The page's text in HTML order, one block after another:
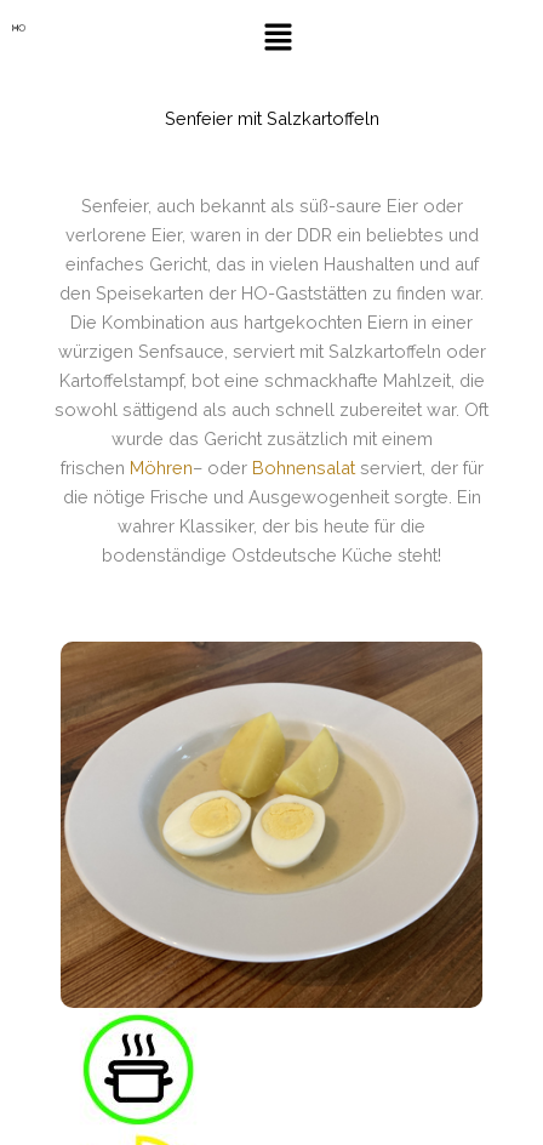
Menü
Senfeier mit Salzkartoffeln
Senfeier, auch bekannt als süß-saure Eier oder
verlorene Eier, waren in der DDR ein beliebtes und
einfaches Gericht, das in vielen Haushalten und auf
den Speisekarten der HO-Gaststätten zu finden war.
Die Kombination aus hartgekochten Eiern in einer
würzigen Senfsauce, serviert mit Salzkartoffeln oder
Kartoffelstampf, bot eine schmackhafte Mahlzeit, die
sowohl sättigend als auch schnell zubereitet war. Oft
wurde das Gericht zusätzlich mit einem
frischen Möhren– oder Bohnensalatserviert, der für
die nötige Frische und Ausgewogenheit sorgte. Ein
wahrer Klassiker, der bis heute für die
bodenständige Ostdeutsche Küche steht!